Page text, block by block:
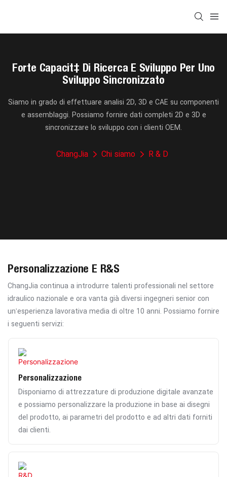
Forte Capacità Di Ricerca E Sviluppo Per Uno
Sviluppo Sincronizzato
Siamo in grado di effettuare analisi 2D, 3D e CAE su componenti
e assemblaggi. Possiamo fornire dati completi 2D e 3D e
sincronizzare lo sviluppo con i clienti OEM.
ChangJia Chi siamo R & D
Personalizzazione E R&S
ChangJia continua a introdurre talenti professionali nel settore
idraulico nazionale e ora vanta già diversi ingegneri senior con
un'esperienza lavorativa media di oltre 10 anni. Possiamo fornire
i seguenti servizi:
Personalizzazione
Disponiamo di attrezzature di produzione digitale avanzate
e possiamo personalizzare la produzione in base ai disegni
del prodotto, ai parametri del prodotto e ad altri dati forniti
dai clienti.